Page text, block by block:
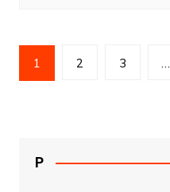
Paginação
de
1 2 3 …
P